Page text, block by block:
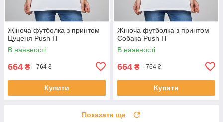
Жіноча футболка з принтом
Цуценя Push IT
В наявності
664 ₴ 764 ₴
Купити
Жіноча футболка з принтом
Собака Push IT
В наявності
664 ₴ 764 ₴
Купити
Показати ще